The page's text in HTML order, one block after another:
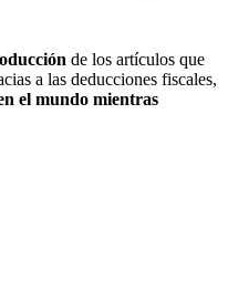
de los artículos que
a las deducciones fiscales,
el mundo mientras